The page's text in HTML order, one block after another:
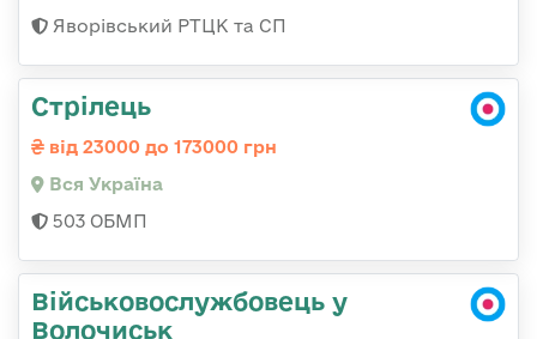
Яворівський РТЦК та СП
Стрілець
від 23000 до 173000 грн
Вся Україна
503 ОБМП
Військовослужбовець у
Волочиськ